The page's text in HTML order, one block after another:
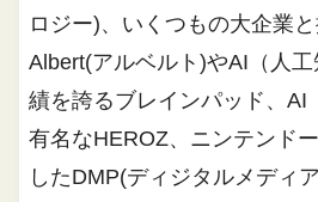
ロジー)、いくつもの大企業
Albert(アルベルト)やAI（人
績を誇るブレインパッド、AI
有名なHEROZ、ニンテンド
したDMP(ディジタルメディ